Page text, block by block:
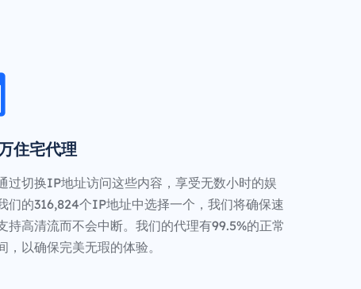
住宅代理
过切换IP地址访问这些内容，享受无数小时的娱
们的316,824个IP地址中选择一个，我们将确保速
持高清流而不会中断。我们的代理有99.5%的正常
，以确保完美无瑕的体验。